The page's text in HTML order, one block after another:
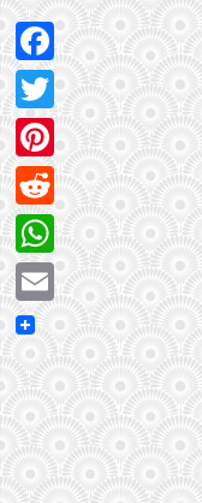
Facebook
Twitter
Pinterest
Reddit
WhatsApp
Email